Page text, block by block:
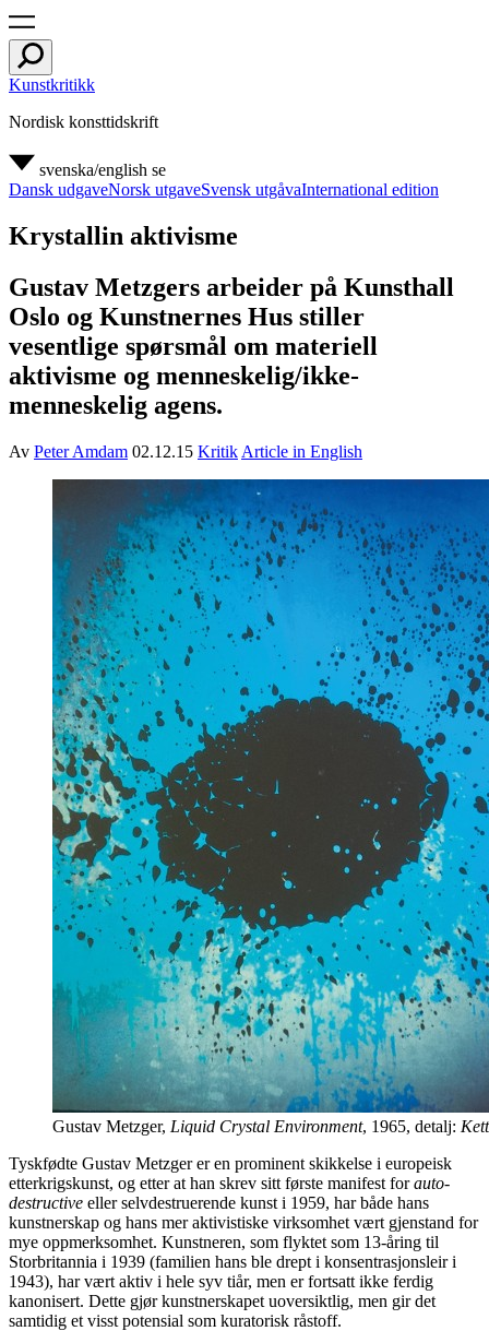
Kunstkritikk
Nordisk konsttidskrift
svenska/english se
Dansk udgaveNorsk utgaveSvensk utgåvaInternational edition
Krystallin aktivisme
Gustav Metzgers arbeider på Kunsthall
Oslo og Kunstnernes Hus stiller
vesentlige spørsmål om materiell
aktivisme og menneskelig/ikke-
menneskelig agens.
Av Peter Amdam 02.12.15 Kritik Article in English
Gustav Metzger, Liquid Crystal Environment, 1965, detalj:
Tyskfødte Gustav Metzger er en prominent skikkelse i europeisk
etterkrigskunst, og etter at han skrev sitt første manifest forauto-
destructive eller selvdestruerende kunst i 1959, har både hans
kunstnerskap og hans mer aktivistiske virksomhet vært gjenstand for
mye oppmerksomhet. Kunstneren, som flyktet som 13-åring til
Storbritannia i 1939 (familien hans ble drept i konsentrasjonsleir i
1943), har vært aktiv i hele syv tiår, men er fortsatt ikke ferdig
kanonisert. Dette gjør kunstnerskapet uoversiktlig, men gir det
samtidig et visst potensial som kuratorisk råstoff.